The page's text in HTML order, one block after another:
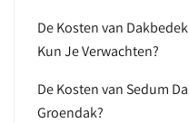
De Kosten van
Kun Je Verwachten?
De Kosten van Sedum
Groendak?